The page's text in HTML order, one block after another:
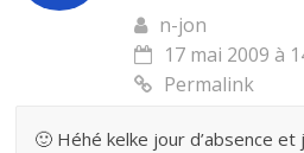
n-jon
17 mai 2009 à
Permalink
🙂 Héhé kelke jour d’absence